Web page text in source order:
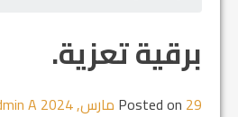
برقية تعزية.
Posted on 29 مارس, 2024 A